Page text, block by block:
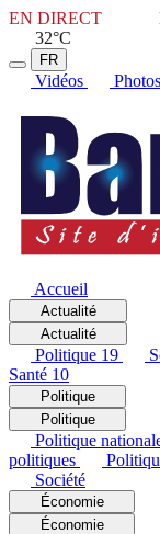
EN DIRECT
32°C
FR
Vidéos Photos
Accueil
Actualité
Actualité
Politique 19
Santé 10
Politique
Politique
Politique
politiques
Société
Économie
Économie